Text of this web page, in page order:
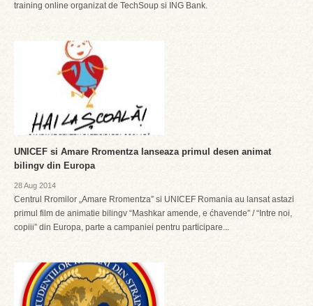
training online organizat de TechSoup si ING Bank.
UNICEF si Amare Rromentza lanseaza primul desen animat
bilingv din Europa
28 Aug 2014
Centrul Rromilor „Amare Rromentza” si UNICEF Romania au lansat astazi
primul film de animatie bilingv “Mashkar amende, e ćhavende” / “Intre noi,
copiii” din Europa, parte a campaniei pentru participare...